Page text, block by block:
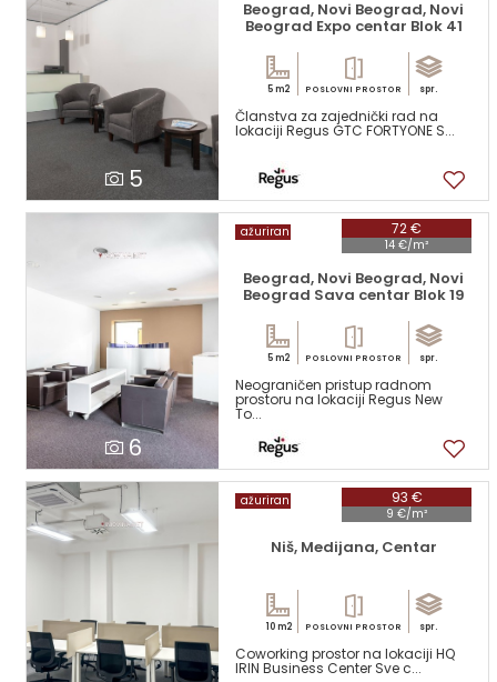
5
Beograd, Novi Beograd, Novi
Beograd Expo centar Blok 41
5 m2 POSLOVNI PROSTOR spr.
Članstva za zajednički rad na
lokaciji Regus GTC FORTYONE S...
6
72 €
14 €/m²
ažuriran
Beograd, Novi Beograd, Novi
Beograd Sava centar Blok 19
5 m2 POSLOVNI PROSTOR spr.
Neograničen pristup radnom
prostoru na lokaciji Regus New
To...
93 €
9 €/m²
ažuriran
Niš, Medijana, Centar
10 m2 POSLOVNI PROSTOR spr.
Coworking prostor na lokaciji HQ
IRIN Business Center Sve c...